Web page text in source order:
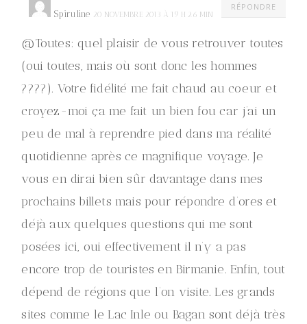
RÉPONDRE
Spiruline 20 NOVEMBRE 2013 À 19 H 26 MIN
@Toutes: quel plaisir de vous retrouver toutes
(oui toutes, mais où sont donc les hommes
????). Votre fidélité me fait chaud au coeur et
croyez-moi ça me fait un bien fou car j’ai un
peu de mal à reprendre pied dans ma réalité
quotidienne après ce magnifique voyage. Je
vous en dirai bien sûr davantage dans mes
prochains billets mais pour répondre d’ores et
déjà aux quelques questions qui me sont
posées ici, oui effectivement il n’y a pas
encore trop de touristes en Birmanie. Enfin, tout
dépend de régions que l’on visite. Les grands
sites comme le Lac Inle ou Bagan sont déjà très